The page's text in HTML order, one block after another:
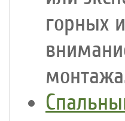
горных